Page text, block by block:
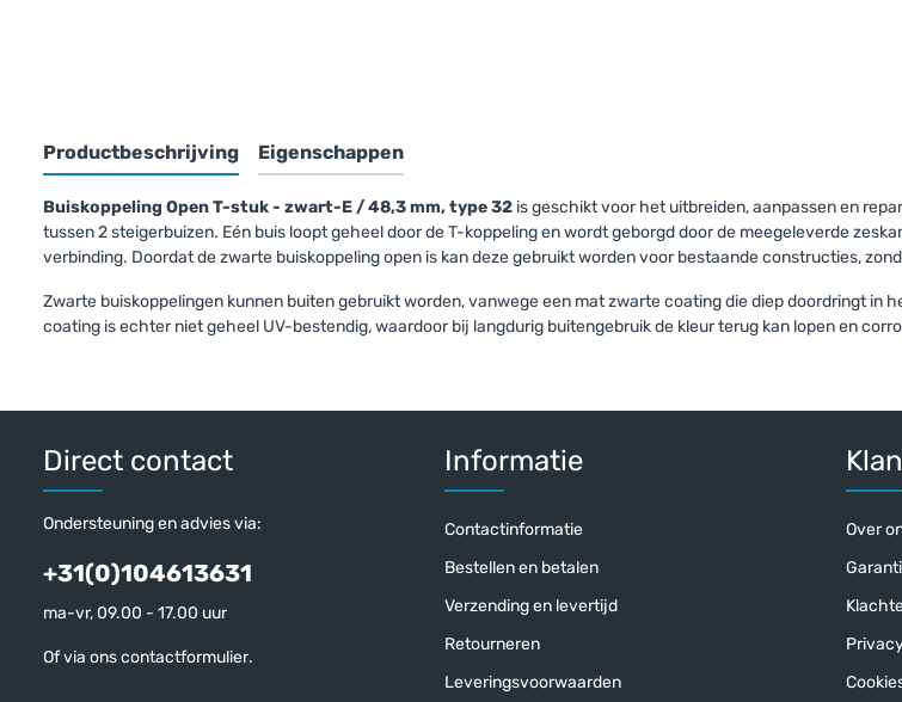
Productbeschrijving Eigenschappen
Buiskoppeling Open T-stuk - zwart-E / 48,3 mm, type 32 is geschikt voor het uitbreiden, aanpassen en
tussen 2 steigerbuizen. Eén buis loopt geheel door de T-koppeling en wordt geborgd door de meegeleverde
verbinding. Doordat de zwarte buiskoppeling open is kan deze gebruikt worden voor bestaande constructies,
Zwarte buiskoppelingen kunnen buiten gebruikt worden, vanwege een mat zwarte coating die diep doordringt
coating is echter niet geheel UV-bestendig, waardoor bij langdurig buitengebruik de kleur terug kan lopen en
Bovenstaande product wordt
(30 stuks)
€ 264,24 excl. BTW € 17,95
Direct contact
Ondersteuning en advies via:
+31(0)104613631
ma-vr, 09.00 - 17.00 uur
Of via onscontactformulier.
Informatie
Contactinformatie
Bestellen en betalen
Verzending en levertijd
Retourneren
Leveringsvoorwaarden
Over